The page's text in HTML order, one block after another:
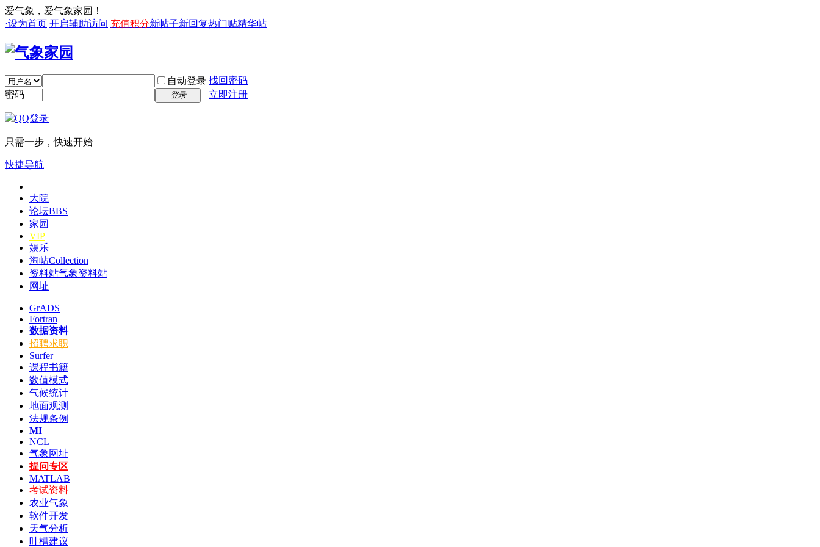
爱气象，爱气象家园！
·设为首页 开启辅助访问 充值积分新帖子新回复热门贴精华帖
自动登录 找回密码
密码
登录 立即注册
只需一步，快速开始
快捷导航
大院
论坛BBS
家园
VIP
娱乐
淘帖Collection
资料站气象资料站
网址
GrADS
Fortran
数据资料
招聘求职
Surfer
课程书籍
数值模式
气候统计
地面观测
法规条例
MI
NCL
气象网址
提问专区
MATLAB
考试资料
农业气象
软件开发
天气分析
吐槽建议